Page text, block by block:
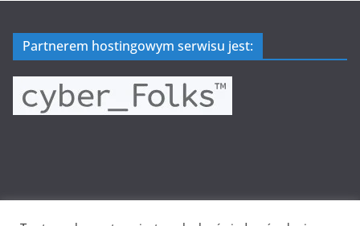
Partnerem hostingowym serwisu jest: